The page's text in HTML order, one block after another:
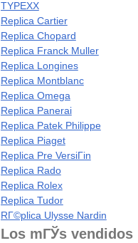
TYPEXX
Replica Cartier
Replica Chopard
Replica Franck Muller
Replica Longines
Replica Montblanc
Replica Omega
Replica Panerai
Replica Patek Philippe
Replica Piaget
Replica Pre VersiГіn
Replica Rado
Replica Rolex
Replica Tudor
RГ©plica Ulysse Nardin
Los mГЎs vendidos